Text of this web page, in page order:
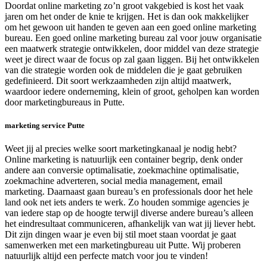
Doordat online marketing zo’n groot vakgebied is kost het vaak
jaren om het onder de knie te krijgen. Het is dan ook makkelijker
om het gewoon uit handen te geven aan een goed online marketing
bureau. Een goed online marketing bureau zal voor jouw organisatie
een maatwerk strategie ontwikkelen, door middel van deze strategie
weet je direct waar de focus op zal gaan liggen. Bij het ontwikkelen
van die strategie worden ook de middelen die je gaat gebruiken
gedefinieerd. Dit soort werkzaamheden zijn altijd maatwerk,
waardoor iedere onderneming, klein of groot, geholpen kan worden
door marketingbureaus in Putte.
marketing service Putte
Weet jij al precies welke soort marketingkanaal je nodig hebt?
Online marketing is natuurlijk een container begrip, denk onder
andere aan conversie optimalisatie, zoekmachine optimalisatie,
zoekmachine adverteren, social media management, email
marketing. Daarnaast gaan bureau’s en professionals door het hele
land ook net iets anders te werk. Zo houden sommige agencies je
van iedere stap op de hoogte terwijl diverse andere bureau’s alleen
het eindresultaat communiceren, afhankelijk van wat jij liever hebt.
Dit zijn dingen waar je even bij stil moet staan voordat je gaat
samenwerken met een marketingbureau uit Putte. Wij proberen
natuurlijk altijd een perfecte match voor jou te vinden!